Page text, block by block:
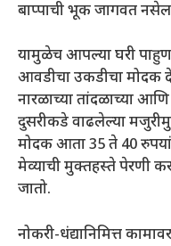
बाप्पाची भूक जागवत
यामुळेच आपल्या घरी
आवडीचा उकडीचा मोदक
नारळाच्या तांदळाच्या
दुसरीकडे वाढलेल्या
मोदक आता 35 ते 40
मेव्याची मुक्तहस्ते पेरणी
जातो.
नोकरी-धंद्यानिमित्त